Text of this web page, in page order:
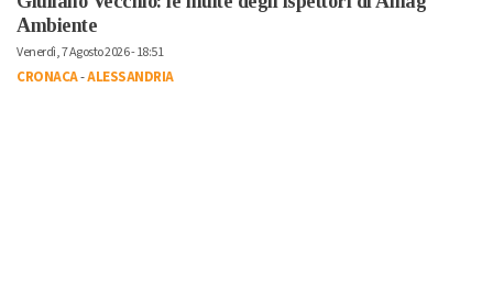
Ambiente
Venerdì, 7 Agosto 2026 - 18:51
CRONACA-ALESSANDRIA